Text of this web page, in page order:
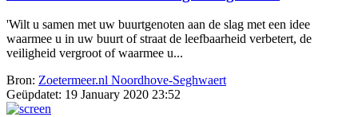
'Wilt u samen met uw buurtgenoten aan de slag met een idee
waarmee u in uw buurt of straat de leefbaarheid verbetert, de
veiligheid vergroot of waarmee u...
Bron: Zoetermeer.nl Noordhove-Seghwaert
Geüpdatet: 19 January 2020 23:52